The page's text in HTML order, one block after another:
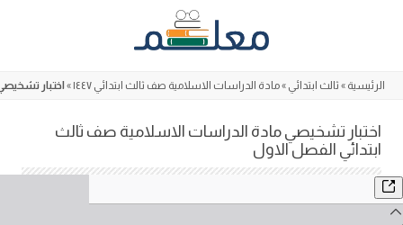
الرئيسية » ثالث ابتدائي »مادة الدراسات الاسلامية صف ثالث ابتدائي ١٤٤٧ » اختبار
اختبار تشخيصي مادة الدراسات الاسلامية صف ثالث
ابتدائي الفصل الاول